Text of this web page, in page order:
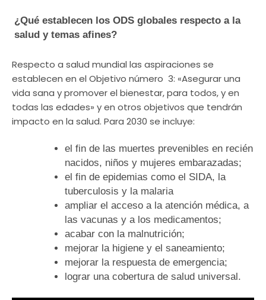
¿Qué establecen los ODS globales respecto a la
salud y temas afines?
Respecto a salud mundial las aspiraciones se
establecen en el Objetivo número 3: «Asegurar una
vida sana y promover el bienestar, para todos, y en
todas las edades» y en otros objetivos que tendrán
impacto en la salud. Para 2030 se incluye:
el fin de las muertes prevenibles en recién
nacidos, niños y mujeres embarazadas;
el fin de epidemias como el SIDA, la
tuberculosis y la malaria
ampliar el acceso a la atención médica, a
las vacunas y a los medicamentos;
acabar con la malnutrición;
mejorar la higiene y el saneamiento;
mejorar la respuesta de emergencia;
lograr una cobertura de salud universal.